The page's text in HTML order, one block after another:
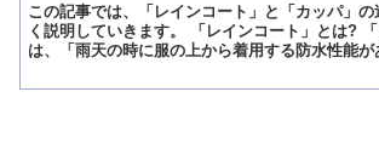
この記事では、「レインコート」と「カッパ」
く説明していきます。 「レインコート」とは?
は、「雨天の時に服の上から着用する防水性能